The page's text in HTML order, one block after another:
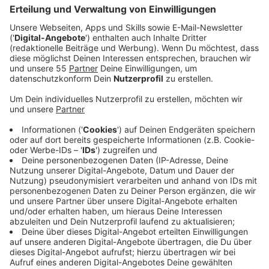
Veröffentlicht:Sonntag, 01.02.2026 08:15
Anzeige
Auszug aus der neuen Folge seines Podcasts
Anzeige